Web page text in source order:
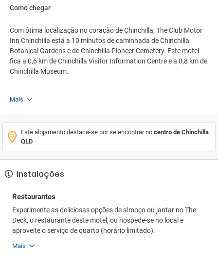
Como chegar
Com ótima localização no coração de Chinchilla, The Club Motor
Inn Chinchilla está a 10 minutos de caminhada de Chinchilla
Botanical Gardens e de Chinchilla Pioneer Cemetery. Este motel
fica a 0,6 km de Chinchilla Visitor Information Centre e a 0,8 km de
Chinchilla Museum.
Mais
Este alojamento destaca-se por se encontrar no centro de Chinchilla
QLD
Instalações
Restaurantes
Experimente as deliciosas opções de almoço ou jantar no The
Deck, o restaurante deste motel, ou hospede-se no local e
aproveite o serviço de quarto (horário limitado).
Mais